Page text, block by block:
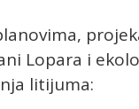
Lopara i
litijuma: